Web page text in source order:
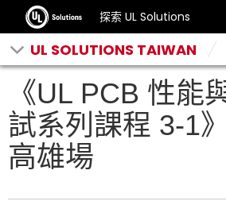
探索 UL Solutions
UL SOLUTIONS TAIWAN
《UL PCB 性能
試系列課程 3-1
高雄場